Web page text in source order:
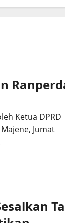
Ketua DPRD
Jumat